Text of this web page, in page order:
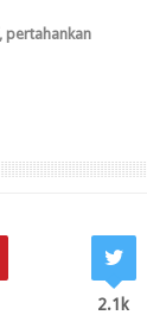
pertahankan
2.1k